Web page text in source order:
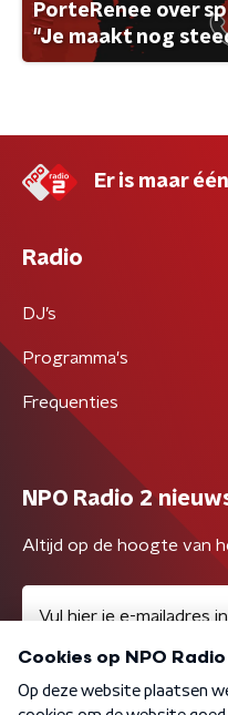
PorteRenee over
"Je maakt nog
Er is maar
Radio
DJ’s
Programma's
Frequenties
NPO Radio 2
Altijd op de hoogte van